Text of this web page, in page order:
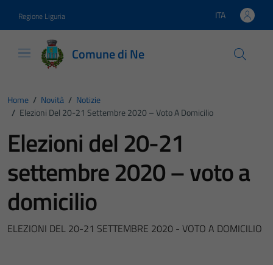
Regione Liguria Lingua attiva:
ITA
Comune di Ne
Home / Novità / Notizie
/ Elezioni Del 20-21 Settembre 2020 – Voto A Domicilio
Elezioni del 20-21
settembre 2020 – voto a
domicilio
ELEZIONI DEL 20-21 SETTEMBRE 2020 - VOTO A DOMICILIO